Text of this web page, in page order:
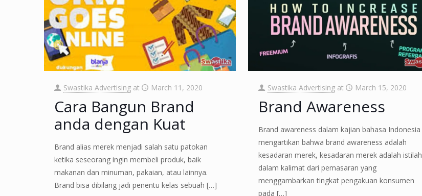
Swastika Advertising at March 11, 2020
Cara Bangun Brand
anda dengan Kuat
Brand alias merek menjadi salah satu patokan
ketika seseorang ingin membeli produk, baik
makanan dan minuman, pakaian, atau lainnya.
Brand bisa dibilang jadi penentu kelas sebuah […]
Swastika Advertising at March 15, 2020
Brand Awareness
Brand awareness dalam kajian bahasa Indonesia
mengartikan bahwa brand awareness adalah
kesadaran merek, kesadaran merek adalah istilah
dalam kalimat dari pemasaran yang
menggambarkan tingkat pengakuan konsumen
pada […]